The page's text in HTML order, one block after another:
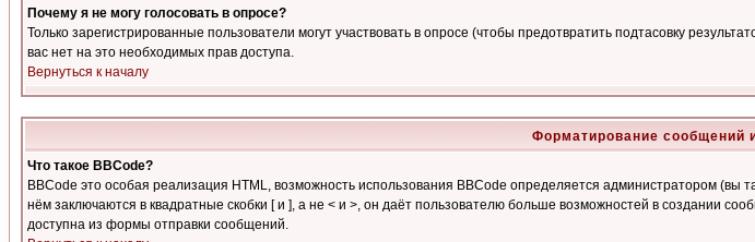
Почему я не могу голосовать в опросе?
Только зарегистрированные пользователи могут участвовать в опросе (чтобы предотвратить подтасовку
вас нет на это необходимых прав доступа.
Вернуться к началу
Форматирование сообщений
Что такое BBCode?
BBCode это особая реализация HTML, возможность использования BBCode определяется администратором
нём заключаются в квадратные скобки [ и ], а не < и >, он даёт пользователю больше возможностей в создании
доступна из формы отправки сообщений.